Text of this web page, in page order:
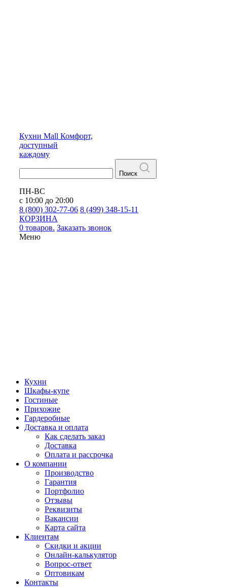
Кухни Mall Комфорт,
доступный
каждому
Поиск
ПН-ВС
с 10:00 до 20:00
8 (800) 302-77-06 8 (499) 348-15-11
КОРЗИНА
0 товаров. Заказать звонок
Меню
Кухни
Шкафы-купе
Гостиные
Прихожие
Гардеробные
Доставка и оплата
Как сделать заказ
Доставка
Оплата и рассрочка
О компании
Производство
Гарантия
Портфолио
Отзывы
Реквизиты
Вакансии
Карта сайта
Клиентам
Скидки и акции
Онлайн-калькулятор
Вопрос-ответ
Оптовикам
Контакты